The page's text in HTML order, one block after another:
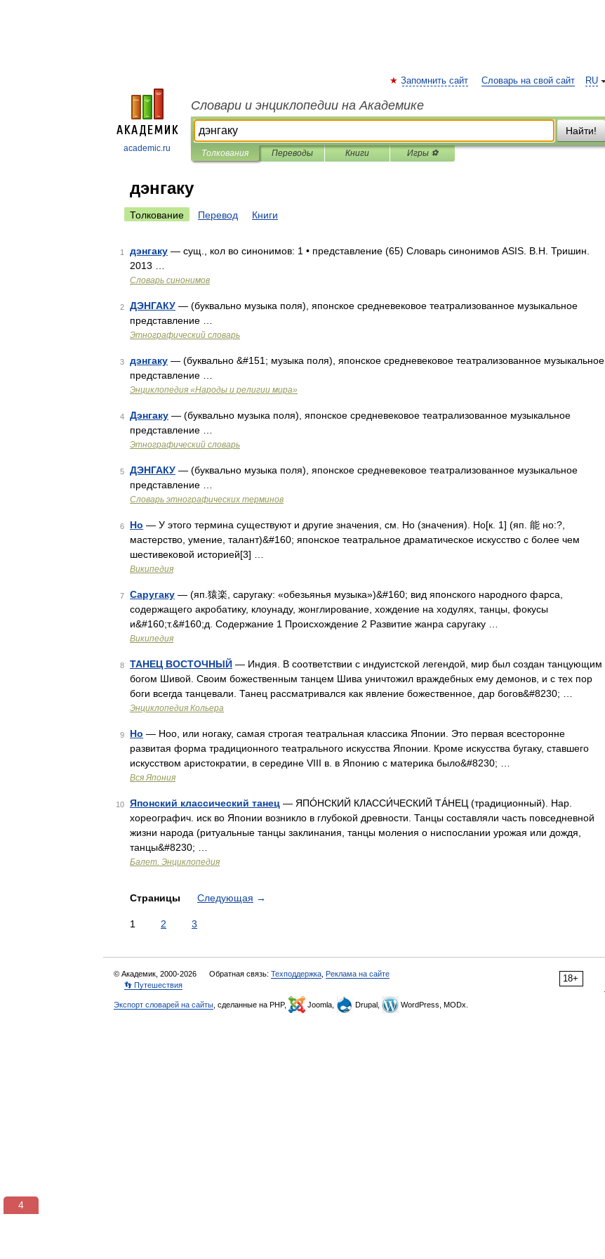
academic.ru
RU
Запомнить сайт Словарь на свой сайт
Словари и энциклопедии на Академике
Найти!
Толкования Переводы Книги Игры ⚽
дэнгаку
Толкование Перевод Книги
1 дэнгаку — сущ., кол во синонимов: 1 • представление (65) Словарь синонимов ASIS. В.Н. Тришин.
2013 …
Словарь синонимов
2 ДЭНГАКУ — (буквально музыка поля), японское средневековое театрализованное музыкальное
представление …
Этнографический словарь
3 дэнгаку — (буквально &#151; музыка поля), японское средневековое театрализованное музыкальное
представление …
Энциклопедия «Народы и религии мира»
4 Дэнгаку — (буквально музыка поля), японское средневековое театрализованное музыкальное
представление …
Этнографический словарь
5 ДЭНГАКУ — (буквально музыка поля), японское средневековое театрализованное музыкальное
представление …
Словарь этнографических терминов
6 Но — У этого термина существуют и другие значения, см. Но (значения). Но[к. 1] (яп. 能 но:?,
мастерство, умение, талант)&#160; японское театральное драматическое искусство с более чем
шестивековой историей[3] …
Википедия
7 Саругаку — (яп.猿楽, саругаку: «обезьянья музыка»)&#160; вид японского народного фарса,
содержащего акробатику, клоунаду, жонглирование, хождение на ходулях, танцы, фокусы
и&#160;т.&#160;д. Содержание 1 Происхождение 2 Развитие жанра саругаку …
Википедия
8 ТАНЕЦ ВОСТОЧНЫЙ — Индия. В соответствии с индуистской легендой, мир был создан танцующим
богом Шивой. Своим божественным танцем Шива уничтожил враждебных ему демонов, и с тех пор
боги всегда танцевали. Танец рассматривался как явление божественное, дар богов&#8230; …
Энциклопедия Кольера
9 Но — Ноо, или ногаку, самая строгая театральная классика Японии. Это первая всесторонне
развитая форма традиционного театрального искусства Японии. Кроме искусства бугаку, ставшего
искусством аристократии, в середине VIII в. в Японию с материка было&#8230; …
Вся Япония
10 Японский классический танец — ЯПÓНСКИЙ КЛАССИ́ЧЕСКИЙ ТÁНЕЦ (традиционный). Нар.
хореографич. иск во Японии возникло в глубокой древности. Танцы составляли часть повседневной
жизни народа (ритуальные танцы заклинания, танцы моления о ниспослании урожая или дождя,
танцы&#8230; …
Балет. Энциклопедия
Страницы Следующая →
1 2 3
18+
© Академик, 2000-2026 Обратная связь: Техподдержка Реклама на сайте
👣 Путешествия
Экспорт словарей на сайты , сделанные на PHP, Joomla, Drupal, WordPress, MODx.
3